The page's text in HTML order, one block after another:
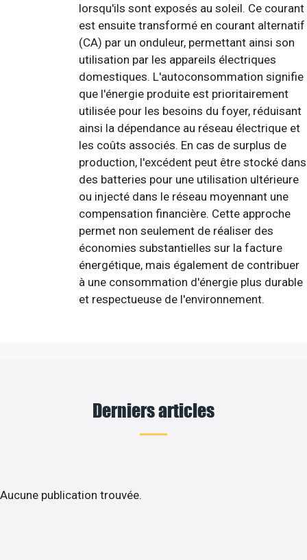
lorsqu'ils sont exposés au soleil. Ce courant
est ensuite transformé en courant alternatif
(CA) par un onduleur, permettant ainsi son
utilisation par les appareils électriques
domestiques. L'autoconsommation signifie
que l'énergie produite est prioritairement
utilisée pour les besoins du foyer, réduisant
ainsi la dépendance au réseau électrique et
les coûts associés. En cas de surplus de
production, l'excédent peut être stocké dans
des batteries pour une utilisation ultérieure
ou injecté dans le réseau moyennant une
compensation financière. Cette approche
permet non seulement de réaliser des
économies substantielles sur la facture
énergétique, mais également de contribuer
à une consommation d'énergie plus durable
et respectueuse de l'environnement.
Derniers articles
Aucune publication trouvée.